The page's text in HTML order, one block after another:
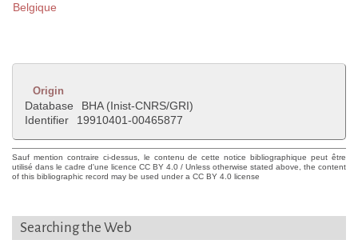
Belgique
Origin
Database
BHA (Inist-CNRS/GRI)
Identifier
19910401-00465877
Sauf mention contraire ci-dessus, le contenu de cette notice bibliographique peut être
utilisé dans le cadre d'une licence CC BY 4.0 / Unless otherwise stated above, the content
of this bibliographic record may be used under a CC BY 4.0 license
Searching the Web